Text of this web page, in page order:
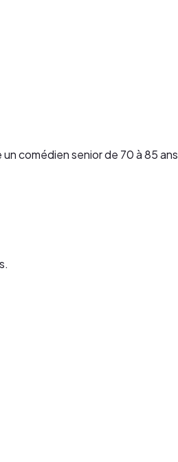
comédien senior de 70 à 85